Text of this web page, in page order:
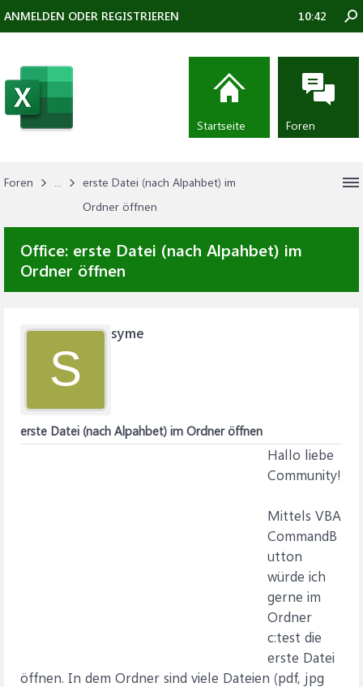
Foren ...
erste Datei (nach Alpahbet) im
Ordner öffnen
Office: erste Datei (nach Alpahbet) im
Ordner öffnen
S
syme
erste Datei (nach Alpahbet) im Ordner öffnen
Hallo liebe
Community!
Mittels VBA
CommandB
utton
würde ich
gerne im
Ordner
c:test die
erste Datei
öffnen. In dem Ordner sind viele Dateien (pdf, jpg
ANMELDEN ODER REGISTRIEREN 10:42
Startseite Foren